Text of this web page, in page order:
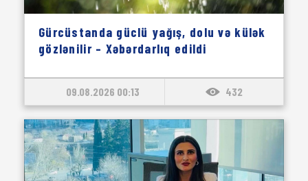
Gürcüstanda güclü yağış, dolu və külək
gözlənilir – Xəbərdarlıq edildi
09.08.2026 00:13 432